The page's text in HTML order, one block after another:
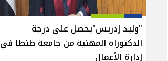
"وليد إدريس"يحصل على درجة
الدكتوراه المهنية من جامعة طنطا في
إدارة الأعمال